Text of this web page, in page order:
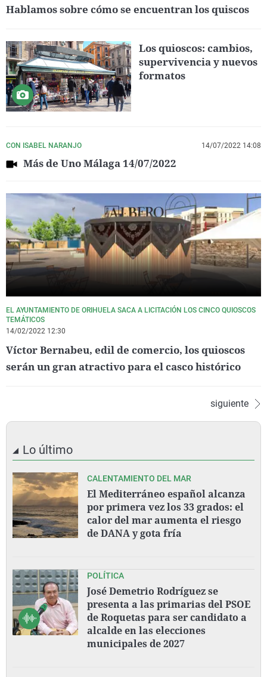
Hablamos sobre cómo se encuentran los quiscos
Los quioscos: cambios,
supervivencia y nuevos
formatos
CON ISABEL NARANJO 14/07/2022 14:08
Más de Uno Málaga 14/07/2022
EL AYUNTAMIENTO DE ORIHUELA SACA A LICITACIÓN LOS CINCO QUIOSCOS
TEMÁTICOS
14/02/2022 12:30
Víctor Bernabeu, edil de comercio, los quioscos
serán un gran atractivo para el casco histórico
siguiente
Lo último
CALENTAMIENTO DEL MAR
El Mediterráneo español alcanza
por primera vez los 33 grados: el
calor del mar aumenta el riesgo
de DANA y gota fría
POLÍTICA
José Demetrio Rodríguez se
presenta a las primarias del PSOE
de Roquetas para ser candidato a
alcalde en las elecciones
municipales de 2027